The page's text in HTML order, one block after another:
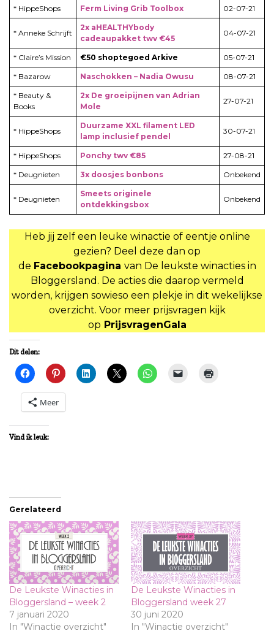
* HippeShops Ferm Living Grib Toolbox 02-07-21
* Anneke Schrijft
2x aHEALTHYbody
cadeaupakket twv €45
04-07-21
* Claire’s Mission €50 shoptegoed Arkive 05-07-21
* Bazarow Naschokken – Nadia Owusu 08-07-21
* Beauty &
Books
2x De groeipijnen van Adrian
Mole
27-07-21
* HippeShops
Duurzame XXL filament LED
lamp inclusief pendel
30-07-21
* HippeShops Ponchy twv €85 27-08-21
* Deugnieten 3x doosjes bonbons Onbekend
* Deugnieten
Smeets originele
ontdekkingsbox
Onbekend
Heb jij zelf een leuke winactie of eentje online
gezien? Deel deze dan op
de Facebookpagina van De leukste winacties in
Bloggersland. De acties die daarop vermeld
worden, krijgen sowieso een plekje in dit wekelijkse
overzicht. Voor meer prijsvragen kijk
op PrijsvragenGala
Dit delen:
Meer
Vind ik leuk:
Gerelateerd
De Leukste Winacties in
Bloggersland – week 2
7 januari 2020
In "Winactie overzicht"
De Leukste Winacties in
Bloggersland week 27
30 juni 2020
In "Winactie overzicht"